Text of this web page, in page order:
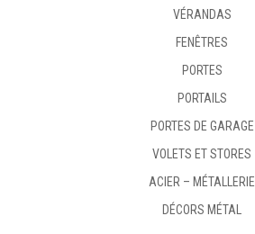
VÉRANDAS
FENÊTRES
PORTES
PORTAILS
PORTES DE GARAGE
VOLETS ET STORES
ACIER – MÉTALLERIE
DÉCORS MÉTAL